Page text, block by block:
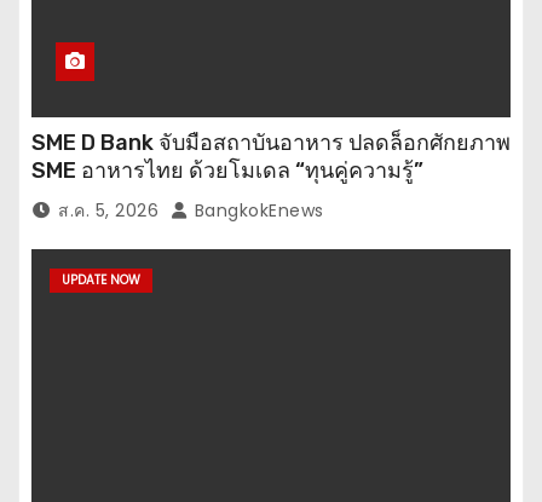
SME D Bank จับมือสถาบันอาหาร ปลดล็อกศักยภาพ
SME อาหารไทย ด้วยโมเดล “ทุนคู่ความรู้”
ส.ค. 5, 2026 BangkokEnews
UPDATE NOW